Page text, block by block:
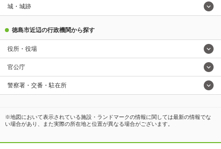
城・城跡
徳島市近辺の行政機関から探す
役所・役場
官公庁
警察署・交番・駐在所
※地図において表示されている施設・ランドマークの情報に関しては最新の情報でな
い場合があり、また実際の所在地と位置が異なる場合がございます。